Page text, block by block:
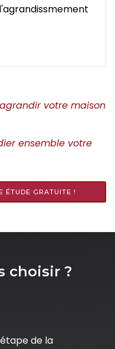
votre maison
ensemble votre
ÉTUDE GRATUITE !
choisir ?
de la